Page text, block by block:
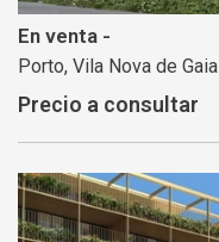
En venta -
Porto, Vila Nova de Gaia
Precio a consultar